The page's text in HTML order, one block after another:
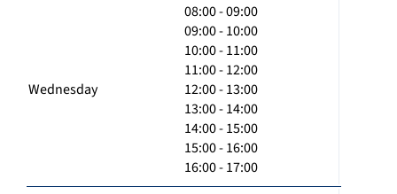
Wednesday
08:00 - 09:00
09:00 - 10:00
10:00 - 11:00
11:00 - 12:00
12:00 - 13:00
13:00 - 14:00
14:00 - 15:00
15:00 - 16:00
16:00 - 17:00